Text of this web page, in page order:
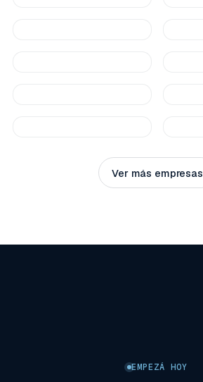
Ver más empresas
EMPEZÁ HOY